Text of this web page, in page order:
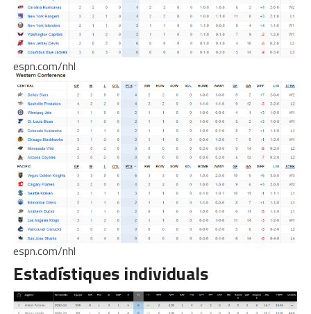
espn.com/nhl
espn.com/nhl
Estadístiques individuals